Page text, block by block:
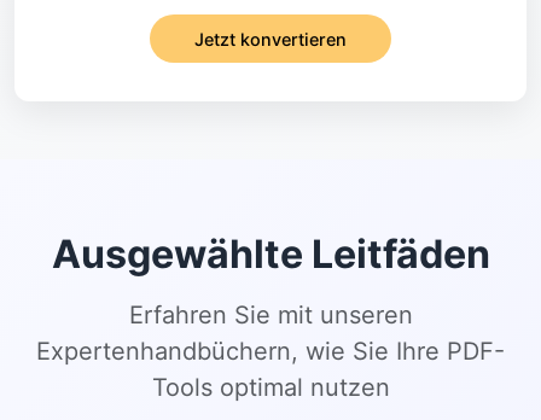
Jetzt konvertieren
Ausgewählte Leitfäden
Erfahren Sie mit unseren
Expertenhandbüchern, wie Sie Ihre PDF-
Tools optimal nutzen